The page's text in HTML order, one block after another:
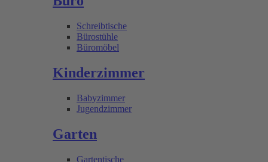
Schreibtische
Bürostühle
Büromöbel
Kinderzimmer
Babyzimmer
Jugendzimmer
Garten
Gartentische